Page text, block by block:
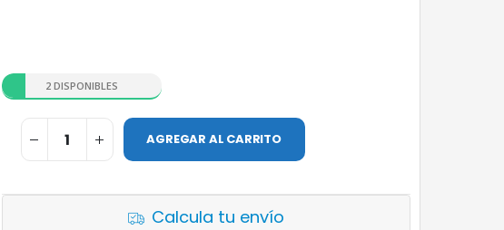
2 DISPONIBLES
AGREGAR AL CARRITO
Calcula tu envío